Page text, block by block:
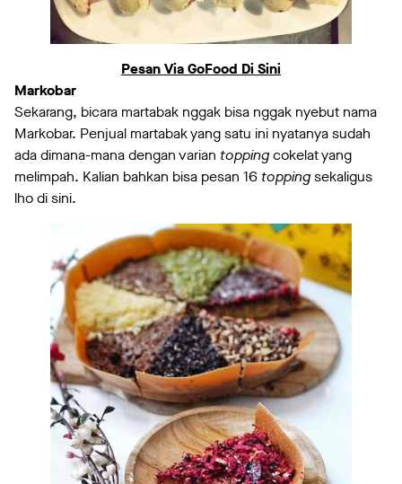
Pesan Via GoFood Di Sini
Markobar
Sekarang, bicara martabak nggak bisa nggak nyebut nama
Markobar. Penjual martabak yang satu ini nyatanya sudah
ada dimana-mana dengan varian toppingcokelat yang
melimpah. Kalian bahkan bisa pesan 16 toppingsekaligus
lho di sini.